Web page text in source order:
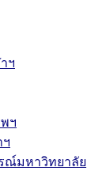
ฯ
ฯ
ณ์มหาวิทยาลัย